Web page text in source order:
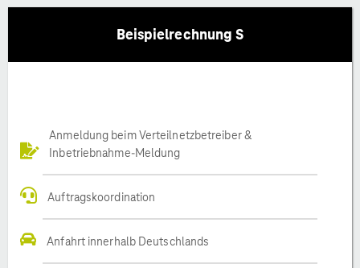
Beispielrechnung S
Anmeldung beim Verteilnetzbetreiber &
Inbetriebnahme-Meldung
Auftragskoordination
Anfahrt innerhalb Deutschlands